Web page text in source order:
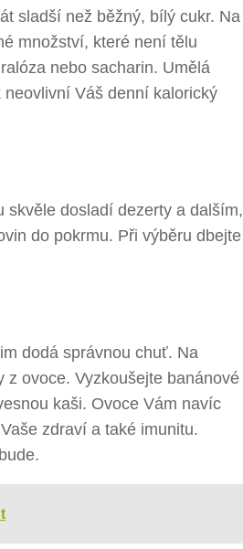
sladší než běžný, bílý cukr. Na
množství, které není tělu
nebo sacharin. Umělá
Váš denní kalorický
skvěle dosladí dezerty a dalším,
do pokrmu. Při výběru dbejte
dodá správnou chuť. Na
z ovoce. Vyzkoušejte banánové
kaši. Ovoce Vám navíc
zdraví a také imunitu.